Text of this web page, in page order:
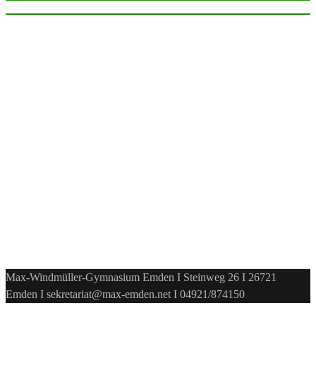
Max-Windmüller-Gymnasium Emden I Steinweg 26 I 26721
Emden I sekretariat@max-emden.net I 04921/874150